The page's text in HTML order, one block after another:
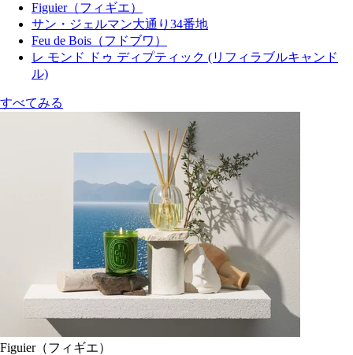
Figuier（フィギエ）
サン・ジェルマン大通り34番地
Feu de Bois（フドブワ）
レ モンド ドゥ ディプティック (リフィラブルキャンド
ル)
すべてみる
Figuier（フィギエ）